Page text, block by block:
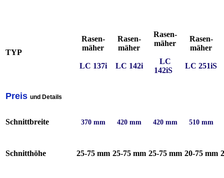
TYP
Rasen-
mäher
LC 137i
Rasen-
mäher
LC 142i
Rasen-
mäher
LC
142iS
Rasen-
mäher
LC 251iS
Preis und Details
Schnittbreite 370 mm 420 mm 420 mm 510 mm
Schnitthöhe 25-75 mm 25-75 mm 25-75 mm 20-75 mm